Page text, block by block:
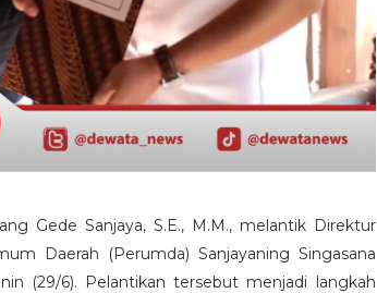
Gede Sanjaya, S.E., M.M., melantik Direktur
Daerah (Perumda) Sanjayaning Singasana
(29/6). Pelantikan tersebut menjadi langkah